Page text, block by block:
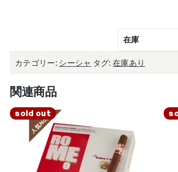
在庫
カテゴリー: シーシャ タグ:在庫あり
関連商品
sold out